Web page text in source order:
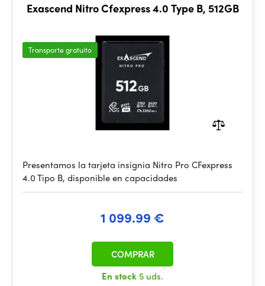
Exascend Nitro Cfexpress 4.0 Type B, 512GB
Transporte gratuito
Presentamos la tarjeta insignia Nitro Pro CFexpress
4.0 Tipo B, disponible en capacidades
1 099.99 €
En stock 5 uds.
COMPRAR